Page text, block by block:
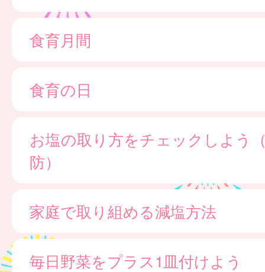
食育月間
食育の日
お塩の取り方をチェックしよう
防）
家庭で取り組める減塩方法
毎日野菜をプラス1皿付けよう